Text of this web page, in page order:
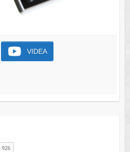
VIDEA